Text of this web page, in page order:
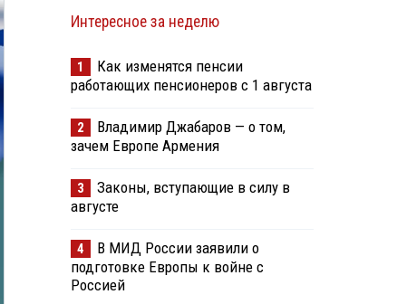
Интересное за неделю
1
Как изменятся пенсии
работающих пенсионеров с 1 августа
2
Владимир Джабаров — о том,
зачем Европе Армения
3
Законы, вступающие в силу в
августе
4
В МИД России заявили о
подготовке Европы к войне с
Россией